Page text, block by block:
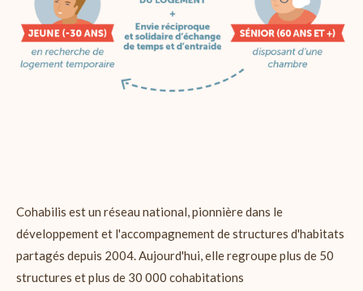
Cohabilis est un réseau national, pionnière dans le
développement et l'accompagnement de structures d'habitats
partagés depuis 2004. Aujourd'hui, elle regroupe plus de 50
structures et plus de 30 000 cohabitations